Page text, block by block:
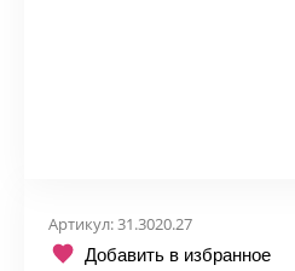
Артикул:31.3020.27
Добавить в избранное